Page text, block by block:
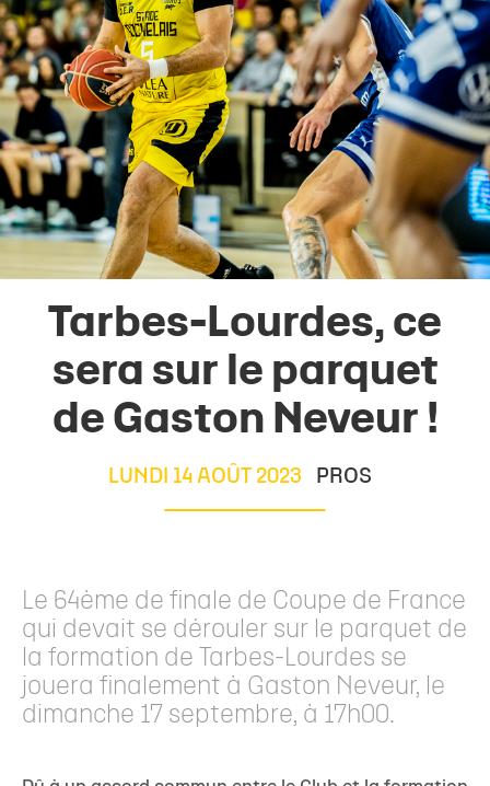
Tarbes-Lourdes, ce
sera sur le parquet
de Gaston Neveur !
LUNDI 14 AOÛT 2023 PROS
Le 64ème de finale de Coupe de France
qui devait se dérouler sur le parquet de
la formation de Tarbes-Lourdes se
jouera finalement à Gaston Neveur, le
dimanche 17 septembre, à 17h00.